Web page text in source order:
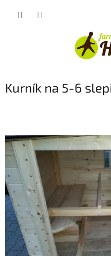
Kurník na 5-6